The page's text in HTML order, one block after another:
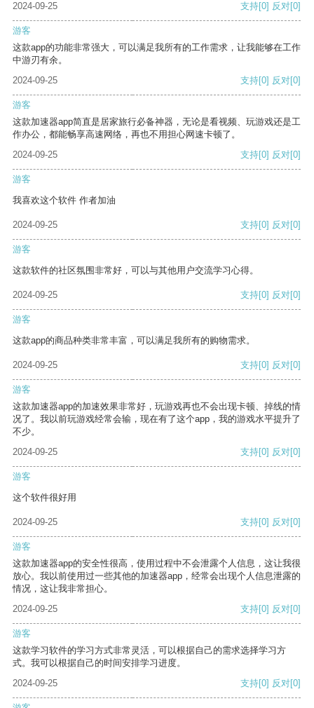
2024-09-25
支持[0] 反对[0]
游客
这款app的功能非常强大，可以满足我所有的工作需求，让我能够在工作
中游刃有余。
2024-09-25
支持[0] 反对[0]
游客
这款加速器app简直是居家旅行必备神器，无论是看视频、玩游戏还是工
作办公，都能畅享高速网络，再也不用担心网速卡顿了。
2024-09-25
支持[0] 反对[0]
游客
我喜欢这个软件 作者加油
2024-09-25 支持[0] 反对[0]
游客
这款软件的社区氛围非常好，可以与其他用户交流学习心得。
2024-09-25 支持[0] 反对[0]
游客
这款app的商品种类非常丰富，可以满足我所有的购物需求。
2024-09-25 支持[0] 反对[0]
游客
这款加速器app的加速效果非常好，玩游戏再也不会出现卡顿、掉线的情
况了。我以前玩游戏经常会输，现在有了这个app，我的游戏水平提升了
不少。
2024-09-25
支持[0] 反对[0]
游客
这个软件很好用
2024-09-25 支持[0] 反对[0]
游客
这款加速器app的安全性很高，使用过程中不会泄露个人信息，这让我很
放心。我以前使用过一些其他的加速器app，经常会出现个人信息泄露的
情况，这让我非常担心。
2024-09-25
支持[0] 反对[0]
游客
这款学习软件的学习方式非常灵活，可以根据自己的需求选择学习方
式。我可以根据自己的时间安排学习进度。
2024-09-25
支持[0] 反对[0]